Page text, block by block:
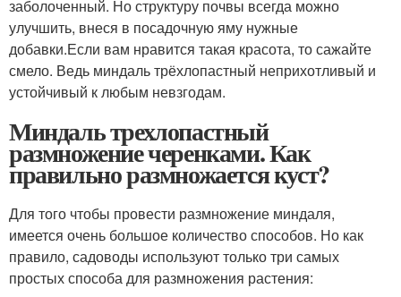
заболоченный. Но структуру почвы всегда можно
улучшить, внеся в посадочную яму нужные
добавки.Если вам нравится такая красота, то сажайте
смело. Ведь миндаль трёхлопастный неприхотливый и
устойчивый к любым невзгодам.
Миндаль трехлопастный
размножение черенками. Как
правильно размножается куст?
Для того чтобы провести размножение миндаля,
имеется очень большое количество способов. Но как
правило, садоводы используют только три самых
простых способа для размножения растения: